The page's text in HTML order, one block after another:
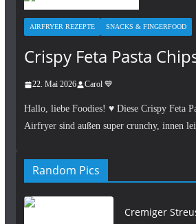
AIRFRYER REZEPTE SNACKS & FINGERFOOD
Crispy Feta Pasta
22. Mai 2026 Carol 💙
Hallo, liebe Foodies! ♥︎ Diese Crispy Feta
Airfryer sind außen super crunchy, innen
Random Pics
Cremiger